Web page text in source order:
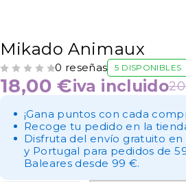
Mikado Animaux
0 reseñas 5 DISPONIBLES
18,00€iva incluido
¡Gana puntos con cada
Recoge tu pedido en la
Disfruta del envío gratuito en
y Portugal para pedidos de
Baleares desde 99 €.